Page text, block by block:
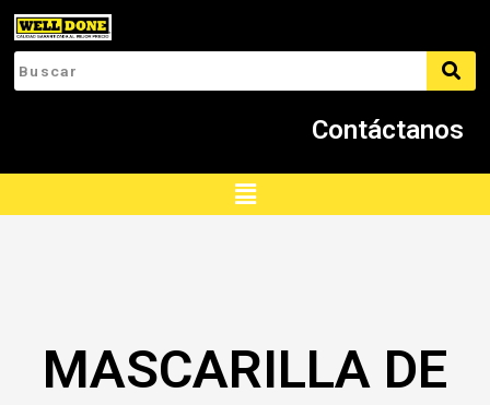
contenido
Contáctanos
Menú
MASCARILLA DE